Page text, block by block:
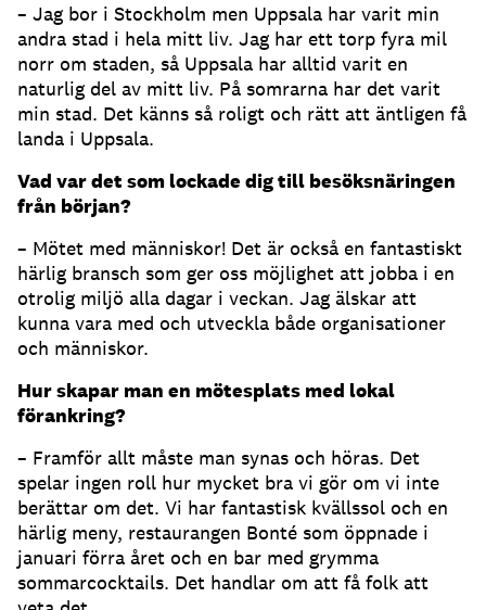
– Jag bor i Stockholm men Uppsala har varit min
andra stad i hela mitt liv. Jag har ett torp fyra mil
norr om staden, så Uppsala har alltid varit en
naturlig del av mitt liv. På somrarna har det varit
min stad. Det känns så roligt och rätt att äntligen få
landa i Uppsala.
Vad var det som lockade dig till besöksnäringen
från början?
– Mötet med människor! Det är också en fantastiskt
härlig bransch som ger oss möjlighet att jobba i en
otrolig miljö alla dagar i veckan. Jag älskar att
kunna vara med och utveckla både organisationer
och människor.
Hur skapar man en mötesplats med lokal
förankring?
– Framför allt måste man synas och höras. Det
spelar ingen roll hur mycket bra vi gör om vi inte
berättar om det. Vi har fantastisk kvällssol och en
härlig meny, restaurangen Bonté som öppnade i
januari förra året och en bar med grymma
sommarcocktails. Det handlar om att få folk att